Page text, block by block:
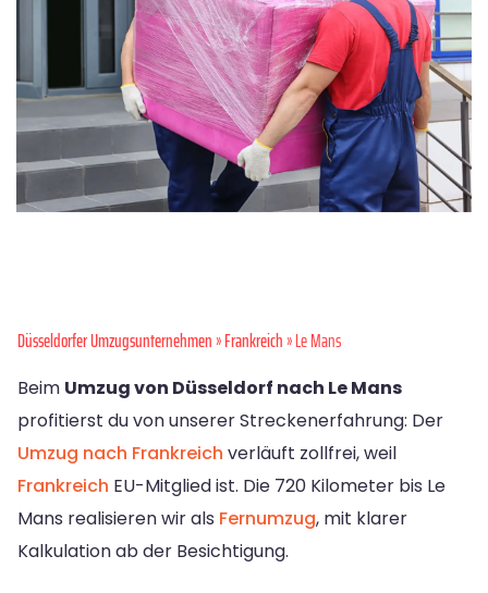
Düsseldorfer Umzugsunternehmen»Frankreich» Le Mans
Beim Umzug von Düsseldorf nach Le Mans
profitierst du von unserer Streckenerfahrung: Der
Umzug nach Frankreich verläuft zollfrei, weil
Frankreich EU-Mitglied ist. Die 720 Kilometer bis Le
Mans realisieren wir als Fernumzug, mit klarer
Kalkulation ab der Besichtigung.